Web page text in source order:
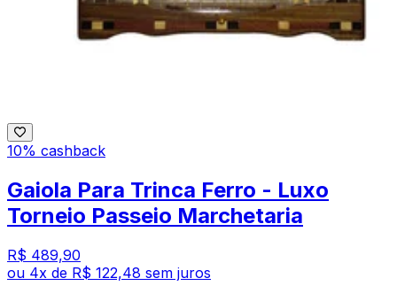
10% cashback
Gaiola Para Trinca Ferro - Luxo
Torneio Passeio Marchetaria
R$ 489,90
ou 4x de R$ 122,48 sem juros